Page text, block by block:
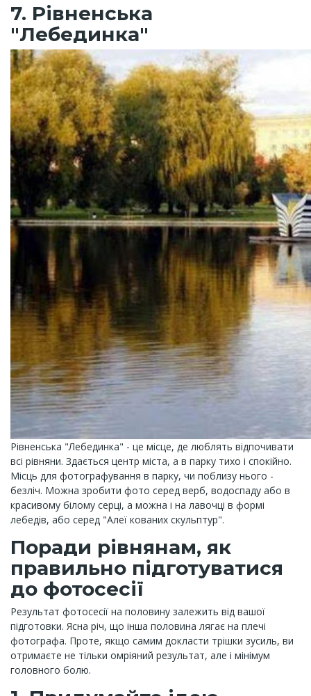
7. Рівненська
"Лебединка"
Рівненська "Лебединка" - це місце, де люблять відпочивати
всі рівняни. Здається центр міста, а в парку тихо і спокійно.
Місць для фотографування в парку, чи поблизу нього -
безліч. Можна зробити фото серед верб, водоспаду або в
красивому білому серці, а можна і на лавочці в формі
лебедів, або серед "Алеї кованих скульптур".
Поради рівнянам, як
правильно підготуватися
до фотосесії
Результат фотосесії на половину залежить від вашої
підготовки. Ясна річ, що інша половина лягає на плечі
фотографа. Проте, якщо самим докласти трішки зусиль, ви
отримаєте не тільки омріяний результат, але і мінімум
головного болю.